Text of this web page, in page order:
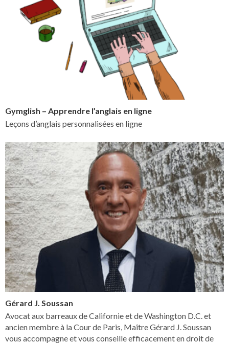
Gymglish – Apprendre l’anglais en ligne
Leçons d’anglais personnalisées en ligne
Gérard J. Soussan
Avocat aux barreaux de Californie et de Washington D.C. et
ancien membre à la Cour de Paris, Maître Gérard J. Soussan
vous accompagne et vous conseille efficacement en droit de